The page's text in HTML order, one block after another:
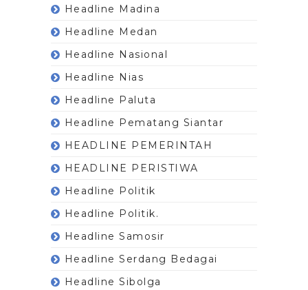
Headline Madina
Headline Medan
Headline Nasional
Headline Nias
Headline Paluta
Headline Pematang Siantar
HEADLINE PEMERINTAH
HEADLINE PERISTIWA
Headline Politik
Headline Politik.
Headline Samosir
Headline Serdang Bedagai
Headline Sibolga